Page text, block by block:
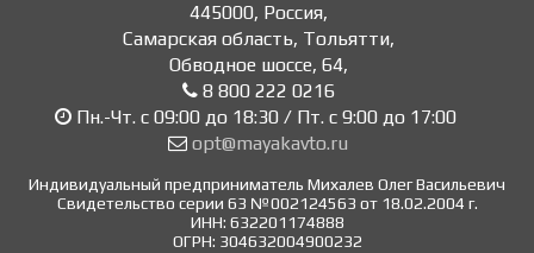
445000, Россия,
Самарская область, Тольятти,
Обводное шоссе, 64,
8 800 222 0216
Пн.-Чт. с 09:00 до 18:30 / Пт. с 9:00 до 17:00
opt@mayakavto.ru
Индивидуальный предприниматель Михалев Олег Васильевич
Свидетельство серии 63 №002124563 от 18.02.2004 г.
ИНН: 632201174888
ОГРН: 304632004900232